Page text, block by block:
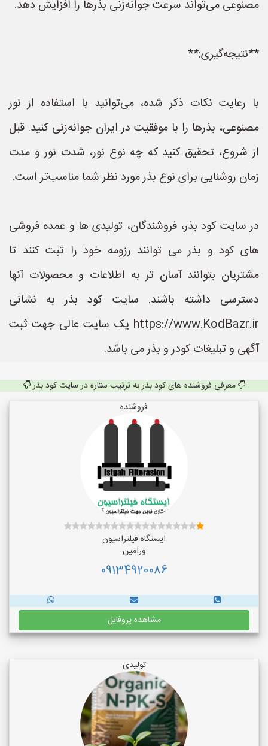
مصنوعی می‌تواند سرعت جوانه‌زنی بذرها را افزایش دهد.
**نتیجه‌گیری:**
با رعایت نکات ذکر شده، می‌توانید با استفاده از نور
مصنوعی، بذرها را با موفقیت در ایران جوانه‌زنی کنید. قبل
از شروع، تحقیق کنید که چه نوع نور، شدت نور و مدت
زمان روشنایی برای نوع بذر مورد نظر شما مناسب‌تر است.
در سایت کود بذر، فروشندگان، تولیدی ها و عمده فروشی
های کود و بذر می توانند رزومه خود را ثبت کنند تا
مشتریان بتوانند آسان تر به اطلاعات و محصولات آنها
دسترسی داشته باشند. سایت کود بذر به نشانی
https://www.KodBazr.ir یک سایت عالی جهت ثبت
آگهی و تبلیغات کودر و بذر می باشد.
معرفی فروشنده های کود بذر به ترتیب ستاره در سایت کود بذر
فروشنده
ایستگاه فیلتراسیون
ورامین
09134920086
مشاهده پروفایل
تولیدی